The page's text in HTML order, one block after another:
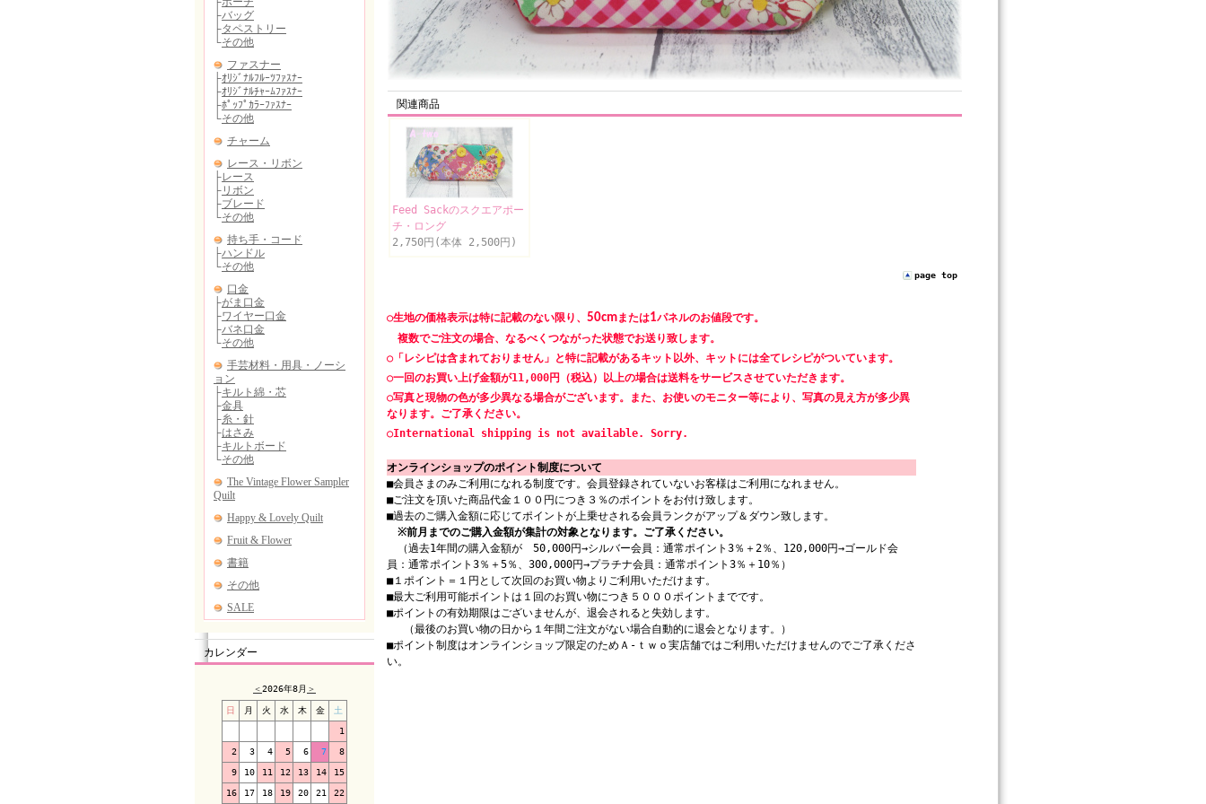
カレンダー
＜2026年8月 ＞
日 月 火 水 木 金 土
1
2 3 4 5 6 7 8
9 10 11 12 13 14 15
16 17 18 19 20 21 22
関連商品
Feed Sackのスクエアポー
チ・ロング
2,750円(本体 2,500円)
page top
○生地の価格表示は特に記載のない限り、 50cmまたは1パネルのお値段です。
複数でご注文の場合、なるべくつながった状態でお送り致します。
○「レシピは含まれておりません」と特に記載があるキット以外、キットには全てレシピがついています。
○一回のお買い上げ金額が11,000円（税込）以上の場合は送料をサービスさせていただきます。
○写真と現物の色が多少異なる場合がございます。また、お使いのモニター等により、写真の見え方が多少異
なります。ご了承ください。
○International shipping is not available. Sorry.
オンラインショップのポイント制度について
■会員さまのみご利用になれる制度です。会員登録されていないお客様はご利用になれません。
■ご注文を頂いた商品代金１００円につき３％のポイントをお付け致します。
■過去のご購入金額に応じてポイントが上乗せされる会員ランクがアップ＆ダウン致します。
※前月までのご購入金額が集計の対象となります。ご了承ください。
（過去1年間の購入金額が 50,000円→シルバー会員：通常ポイント3％＋2％、120,000円→ゴールド会
員：通常ポイント3％＋5％、300,000円→プラチナ会員：通常ポイント3％＋10％）
■１ポイント＝１円として次回のお買い物よりご利用いただけます。
■最大ご利用可能ポイントは１回のお買い物につき５０００ポイントまでです。
■ポイントの有効期限はございませんが、退会されると失効します。
（最後のお買い物の日から１年間ご注文がない場合自動的に退会となります。）
■ポイント制度はオンラインショップ限定のためＡ-ｔｗｏ実店舗ではご利用いただけませんのでご了承くださ
い。